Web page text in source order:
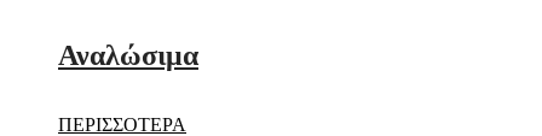
Αναλώσιμα
ΠΕΡΙΣΣΟΤΕΡΑ